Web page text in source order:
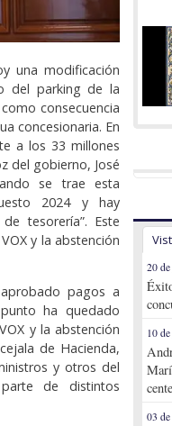
una modificación
del parking de la
consecuencia
concesionaria. En
a los 33 millones
del gobierno, José
se trae esta
2024 y hay
tesorería”. Este
y la abstención
pagos a
ha quedado
y la abstención
de Hacienda,
y otros del
de distintos
20
10
03